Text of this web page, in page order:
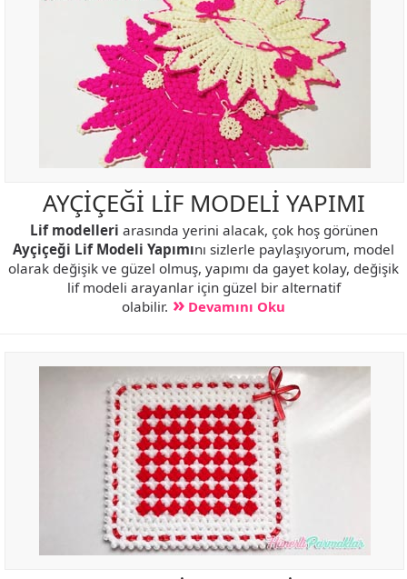
AYÇİÇEĞİ LİF MODELİ YAPIMI
Lif modelleri arasında yerini alacak, çok hoş görünen
Ayçiçeği Lif Modeli Yapımını sizlerle paylaşıyorum, model
olarak değişik ve güzel olmuş, yapımı da gayet kolay, değişik
lif modeli arayanlar için güzel bir alternatif
olabilir.
Devamını Oku